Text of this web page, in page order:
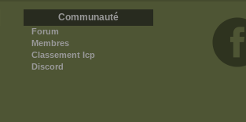
Communauté
Forum
Membres
Classement Icp
Discord